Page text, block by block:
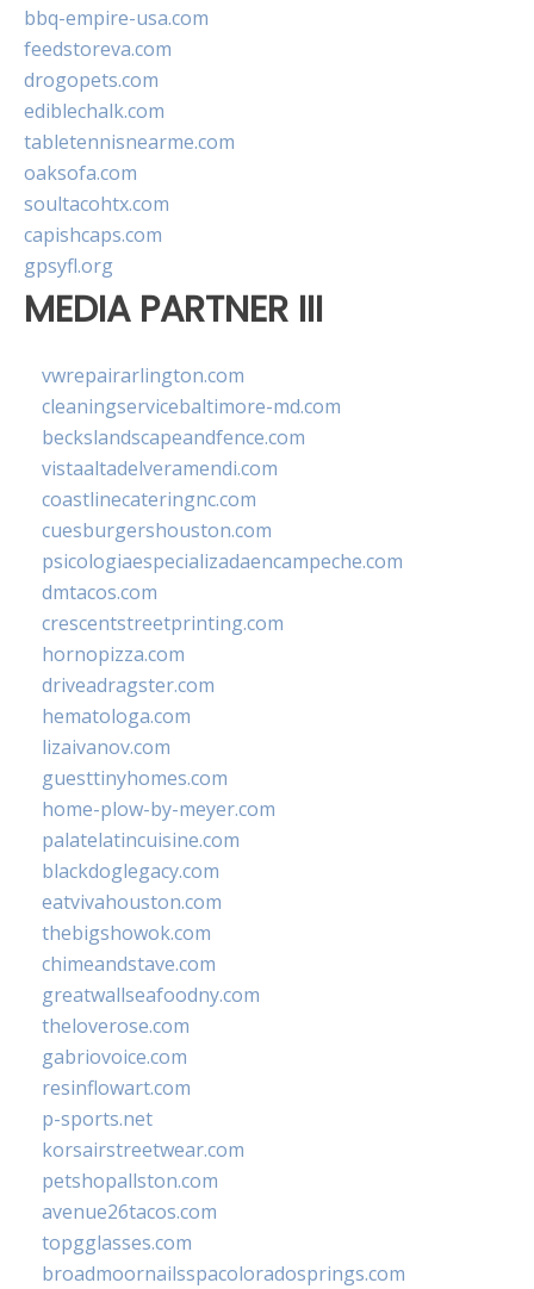
bbq-empire-usa.com
feedstoreva.com
drogopets.com
ediblechalk.com
tabletennisnearme.com
oaksofa.com
soultacohtx.com
capishcaps.com
gpsyfl.org
MEDIA PARTNER III
vwrepairarlington.com
cleaningservicebaltimore-md.com
beckslandscapeandfence.com
vistaaltadelveramendi.com
coastlinecateringnc.com
cuesburgershouston.com
psicologiaespecializadaencampeche.com
dmtacos.com
crescentstreetprinting.com
hornopizza.com
driveadragster.com
hematologa.com
lizaivanov.com
guesttinyhomes.com
home-plow-by-meyer.com
palatelatincuisine.com
blackdoglegacy.com
eatvivahouston.com
thebigshowok.com
chimeandstave.com
greatwallseafoodny.com
theloverose.com
gabriovoice.com
resinflowart.com
p-sports.net
korsairstreetwear.com
petshopallston.com
avenue26tacos.com
topgglasses.com
broadmoornailsspacoloradosprings.com